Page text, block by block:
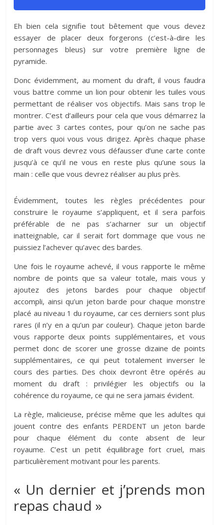
Eh bien cela signifie tout bêtement que vous devez
essayer de placer deux forgerons (c’est-à-dire les
personnages bleus) sur votre première ligne de
pyramide.
Donc évidemment, au moment du draft, il vous faudra
vous battre comme un lion pour obtenir les tuiles vous
permettant de réaliser vos objectifs. Mais sans trop le
montrer. C’est d’ailleurs pour cela que vous démarrez la
partie avec 3 cartes contes, pour qu’on ne sache pas
trop vers quoi vous vous dirigez. Après chaque phase
de draft vous devrez vous défausser d’une carte conte
jusqu’à ce qu’il ne vous en reste plus qu’une sous la
main : celle que vous devrez réaliser au plus près.
Évidemment, toutes les règles précédentes pour
construire le royaume s’appliquent, et il sera parfois
préférable de ne pas s’acharner sur un objectif
inatteignable, car il serait fort dommage que vous ne
puissiez l’achever qu’avec des bardes.
Une fois le royaume achevé, il vous rapporte le même
nombre de points que sa valeur totale, mais vous y
ajoutez des jetons bardes pour chaque objectif
accompli, ainsi qu’un jeton barde pour chaque monstre
placé au niveau 1 du royaume, car ces derniers sont plus
rares (il n’y en a qu’un par couleur). Chaque jeton barde
vous rapporte deux points supplémentaires, et vous
permet donc de scorer une grosse dizaine de points
supplémentaires, ce qui peut totalement inverser le
cours des parties. Des choix devront être opérés au
moment du draft : privilégier les objectifs ou la
cohérence du royaume, ce qui ne sera jamais évident.
La règle, malicieuse, précise même que les adultes qui
jouent contre des enfants PERDENT un jeton barde
pour chaque élément du conte absent de leur
royaume. C’est un petit équilibrage fort cruel, mais
particulièrement motivant pour les parents.
« Un dernier et j’prends mon
repas chaud »